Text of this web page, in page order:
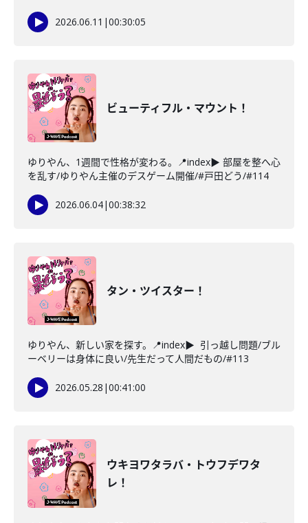
2026.06.11 |00:30:05
ビューティフル・マウント！
ゆりやん、1週間で性格が変わる。📍index▶ 部屋を整へ心
を乱す/ゆりやん主催のデスゲーム開催/#戸田どう/#114
2026.06.04|00:38:32
タン・ツイスター！
ゆりやん、新しい家を探す。📍index▶ 引っ越し問題/ブル
ーベリーは身体に良い/先生だって人間だもの/#113
2026.05.28 |00:41:00
ウキヨワタラバ・トウフデワタ
レ！